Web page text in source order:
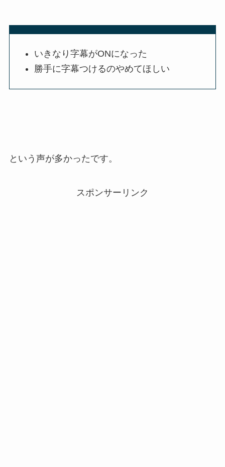
いきなり字幕がONになった
勝手に字幕つけるのやめてほしい
という声が多かったです。
スポンサーリンク